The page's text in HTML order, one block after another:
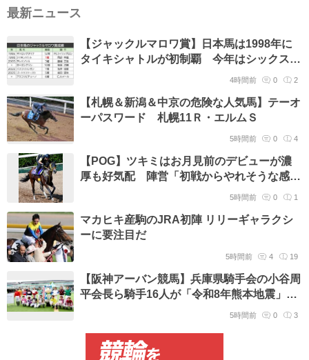
最新ニュース
【ジャックルマロワ賞】日本馬は1998年に
タイキシャトルが初制覇 今年はシックスペ
4時間前 0 2
【札幌＆新潟＆中京の危険な人気馬】テーオ
ーパスワード 札幌11Ｒ・エルムＳ
5時間前 0 4
【POG】ツキミはお月見前のデビューが濃
厚も好気配 陣営「初戦からやれそうな感じ
5時間前 0 1
マカヒキ産駒のJRA初陣 リリーギャラクシ
ーに要注目だ
5時間前 4 19
【阪神アーバン競馬】兵庫県騎手会の小谷周
平会長ら騎手16人が「令和8年熊本地震」被
5時間前 0 3